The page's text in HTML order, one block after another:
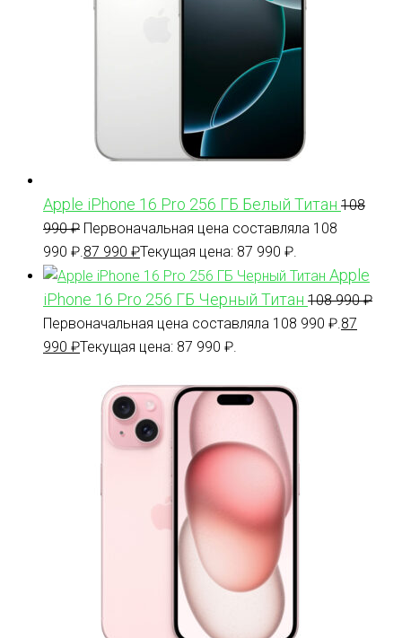
Apple iPhone 16 Pro 256 ГБ Белый Титан 108
990₽ Первоначальная цена составляла 108
990 ₽. 87 990 ₽Текущая цена: 87 990 ₽.
Apple
iPhone 16 Pro 256 ГБ Черный Титан 108 990₽
Первоначальная цена составляла 108 990 ₽. 87
990 ₽Текущая цена: 87 990 ₽.